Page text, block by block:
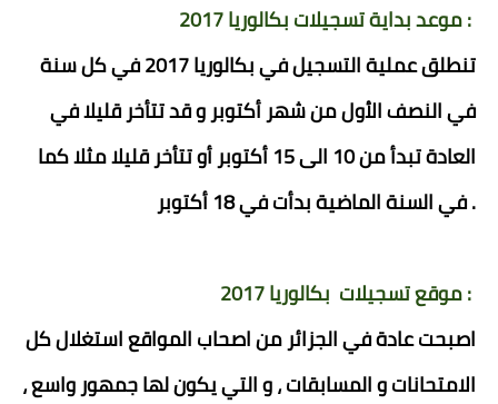
موعد بداية تسجيلات بكالوريا 2017 :
تنطلق عملية التسجيل في بكالوريا 2017 في كل سنة
في النصف الأول من شهر أكتوبر و قد تتأخر قليلا في
العادة تبدأ من 10 الى 15 أكتوبر أو تتأخر قليلا مثلا كما
في السنة الماضية بدأت في 18 أكتوبر .
موقع تسجيلات بكالوريا 2017 :
اصبحت عادة في الجزائر من اصحاب المواقع استغلال كل
الامتحانات و المسابقات ، و التي يكون لها جمهور واسع ،